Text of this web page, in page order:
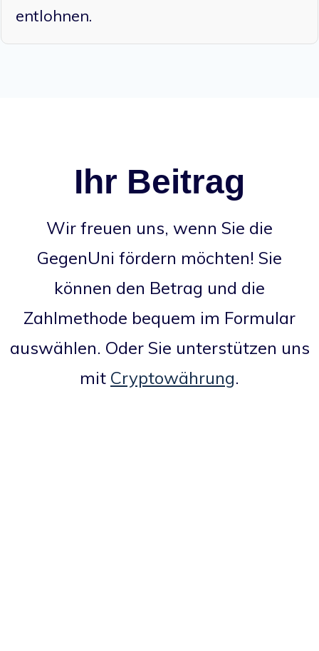
entlohnen.
Ihr Beitrag
Wir freuen uns, wenn Sie die
GegenUni fördern möchten! Sie
können den Betrag und die
Zahlmethode bequem im Formular
auswählen. Oder Sie unterstützen uns
mit Cryptowährung.